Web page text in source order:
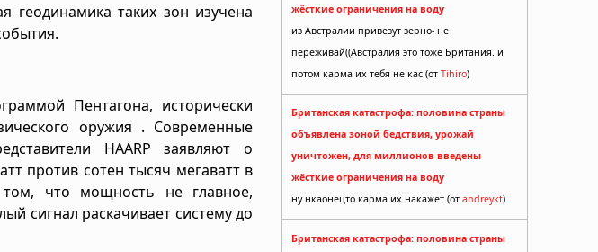
геодинамика таких зон изучена
Пентагона, исторически
оружия . Современные
HAARP заявляют о
против сотен тысяч мегаватт в
том, что мощность не главное,
сигнал раскачивает систему до
жёсткие ограничения на воду
из Австралии привезут зерно- не
переживай((Австралия это тоже Британия. и
потом карма их тебя не кас (от Tihiro)
Британская катастрофа: половина страны
объявлена зоной бедствия, урожай
уничтожен, для миллионов введены
жёсткие ограничения на воду
ну нкаонецто карма их накажет (от andreykt)
Британская катастрофа: половина страны